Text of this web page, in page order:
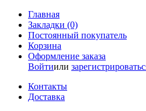
Главная
Закладки (0)
Постоянный покупатель
Корзина
Оформление заказа
Войтиили
Контакты
Доставка